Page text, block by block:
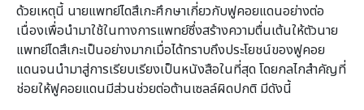
ด้วยเหตุนี้ นายแพทย์ไดสึเกะศึกษาเกี่ยวกับฟูคอยแดนอย่างต่อ
เนื่องเพื่อนำมาใช้ในทางการแพทย์ซึ่งสร้างความตื่นเต้นให้ตัวนาย
แพทย์ไดสึเกะเป็นอย่างมากเมื่อได้ทราบถึงประโยชน์ของฟูคอย
แดนจนนำมาสู่การเรียบเรียงเป็นหนังสือในที่สุด โดยกลไกสำคัญที่
ช่อยให้ฟูคอยแดนมีส่วนช่วยต่อต้านเซลล์ผิดปกติ มีดังนี้